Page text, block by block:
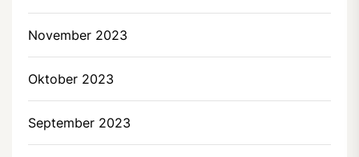
November 2023
Oktober 2023
September 2023